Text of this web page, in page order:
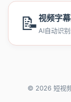
📝 视频字
AI自动识
© 2026 短视